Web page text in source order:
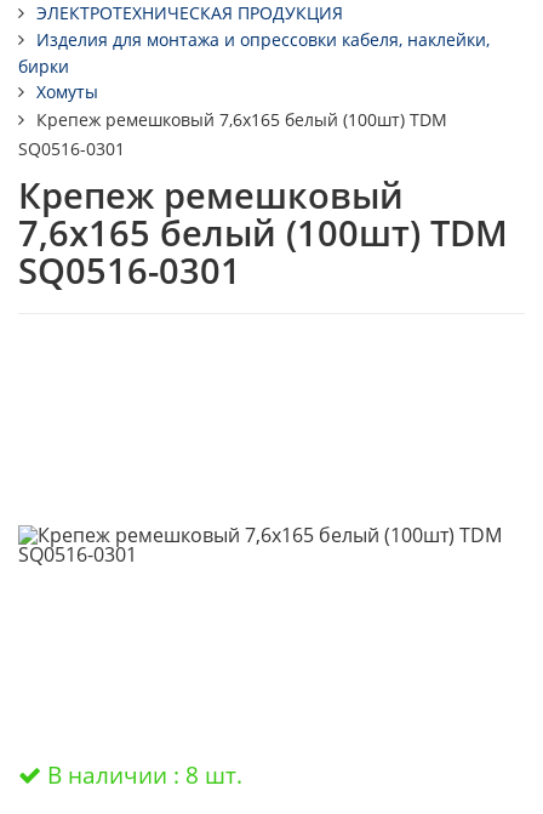
ЭЛЕКТРОТЕХНИЧЕСКАЯ ПРОДУКЦИЯ
Изделия для монтажа и опрессовки кабеля, наклейки,
бирки
Хомуты
Крепеж ремешковый 7,6х165 белый (100шт) TDM
SQ0516-0301
Крепеж ремешковый
7,6х165 белый (100шт) TDM
SQ0516-0301
В наличии : 8 шт.